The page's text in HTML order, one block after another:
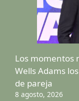
Los momentos
Wells Adams
de pareja
8 agosto, 2026